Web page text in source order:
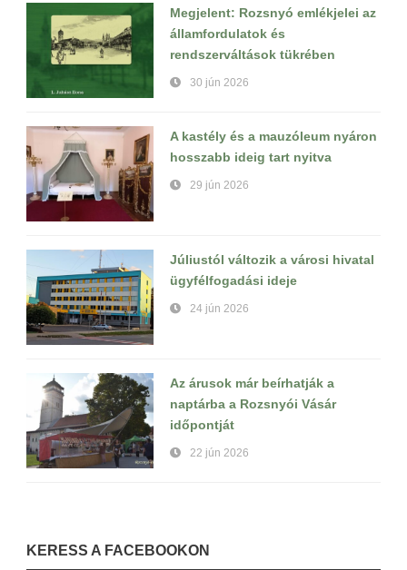
Megjelent: Rozsnyó emlékjelei az
államfordulatok és
rendszerváltások tükrében
30 jún 2026
A kastély és a mauzóleum nyáron
hosszabb ideig tart nyitva
29 jún 2026
Júliustól változik a városi hivatal
ügyfélfogadási ideje
24 jún 2026
Az árusok már beírhatják a
naptárba a Rozsnyói Vásár
időpontját
22 jún 2026
KERESS A FACEBOOKON